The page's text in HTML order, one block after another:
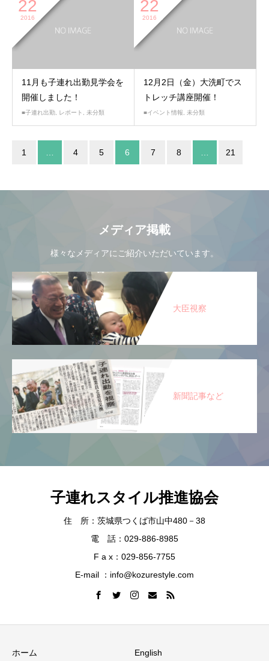
22
2016
11月も子連れ出勤見学会を
開催しました！
■子連れ出勤 レポート 未分類
22
2016
12月2日（金）大洗町でス
トレッチ講座開催！
■イベント情報 未分類
1 4 5 6 7 8 21
メディア掲載
様々なメディアにご紹介いただいています。
大臣視察
新聞記事など
子連れスタイル推進協会
住 所：茨城県つくば市山中480－38
電 話：029-886-8985
F a x：029-856-7755
E-mail ：info@kozurestyle.com
ホーム English